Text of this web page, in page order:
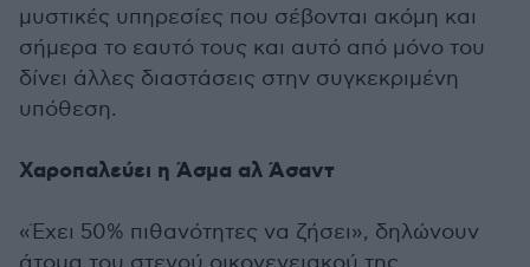
μυστικές υπηρεσίες που σέβονται ακόμη και
σήμερα το εαυτό τους και αυτό από μόνο του
δίνει άλλες διαστάσεις στην συγκεκριμένη
υπόθεση.
Χαροπαλεύει η Άσμα αλ Άσαντ
«Έχει 50% πιθανότητες να ζήσει», δηλώνουν